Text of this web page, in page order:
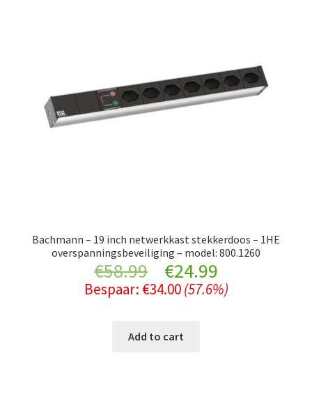
Bachmann – 19 inch netwerkkast stekkerdoos – 1HE
overspanningsbeveiliging – model: 800.1260
€58.99
Original
price
was:
€24.99Current
price
Bespaar: €34.00 (57.6%)
Add to cart